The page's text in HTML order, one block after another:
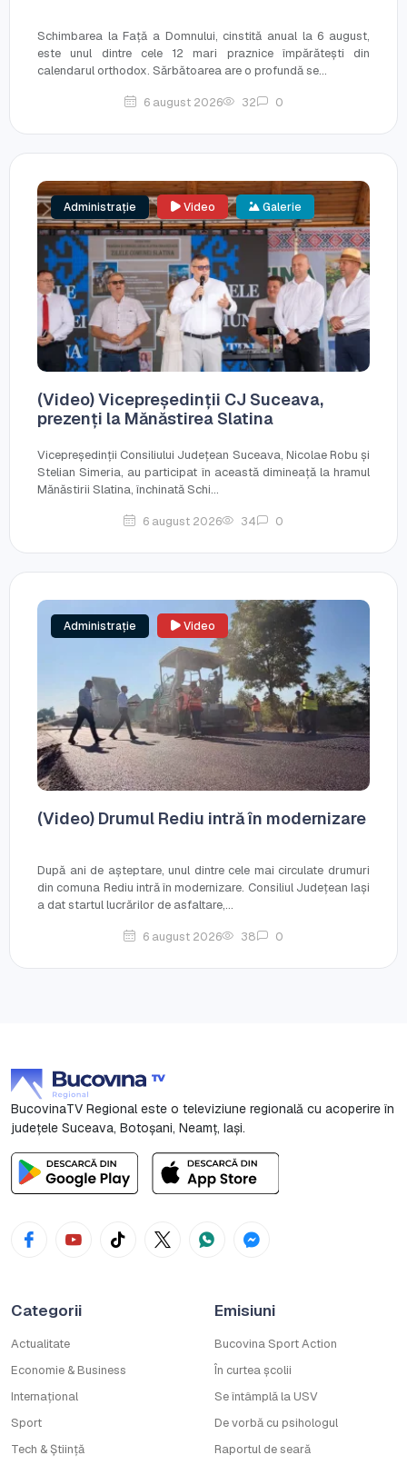
Schimbarea la Față a Domnului, cinstită anual la 6 august,
este unul dintre cele 12 mari praznice împărătești din
calendarul orthodox. Sărbătoarea are o profundă se...
6 august 2026 32 0
Administrație Video Galerie
(Video) Vicepreședinții CJ Suceava,
prezenți la Mănăstirea Slatina
Vicepreședinții Consiliului Județean Suceava, Nicolae Robu și
Stelian Simeria, au participat în această dimineață la hramul
Mănăstirii Slatina, închinată Schi...
6 august 2026 34 0
Administrație Video
(Video) Drumul Rediu intră în modernizare
După ani de așteptare, unul dintre cele mai circulate drumuri
din comuna Rediu intră în modernizare. Consiliul Județean Iași
a dat startul lucrărilor de asfaltare,...
6 august 2026 38 0
BucovinaTV Regional este o televiziune regională cu acoperire în
județele Suceava, Botoşani, Neamț, Iași.
Categorii
Actualitate
Economie & Business
Internațional
Sport
Tech & Știință
Emisiuni
Bucovina Sport Action
În curtea școlii
Se întâmplă la USV
De vorbă cu psihologul
Raportul de seară